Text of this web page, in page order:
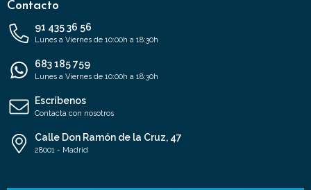
Contacto
91 435 36 56
Lunes a Viernes de 10:00h a 18:30h
683 185 759
Lunes a Viernes de 10:00h a 18:30h
Escríbenos
Contacta con nosotros
Calle Don Ramón de la Cruz, 47
28001 - Madrid